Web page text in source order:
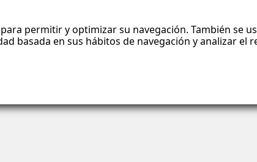
permitir y optimizar su navegación. También se
basada en sus hábitos de navegación y analizar